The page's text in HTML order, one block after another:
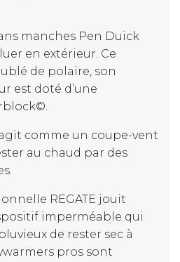
manches Pen Duick
en extérieur. Ce
de polaire, son
est doté d’une
comme un coupe-vent
au chaud par des
REGATE jouit
imperméable qui
de rester sec à
pros sont